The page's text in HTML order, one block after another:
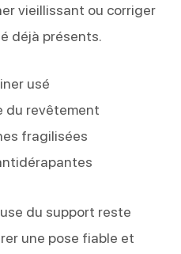
vieillissant ou corriger
déjà présents.
usé
du revêtement
fragilisées
du support reste
une pose fiable et